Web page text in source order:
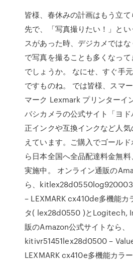
皆様、春休みの計画はもう立
先で、「写真撮りたい！」と
スがあった時、デジカメでは
で写真を撮ることも多くなっ
でしょうか。 なにせ、すぐ手
ですものね。 では皆様、スマ
マーク Lexmark プリンターイ
バシカメラの公式サイト「ヨ
正インクや互換インクなど人
えています。ご購入でゴール
ら日本全国へ全品配達料金無
実施中。 オンライン通販の
ら、
– LEXMARK cx410de多機能カ
タ( lex28d0550 )とLogitech,
販のAmazon公式サイトなら、
kitivr51451lex28d0500 –
LEXMARK cx410e多機能カラ